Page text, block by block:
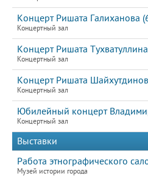
Концерт Ришата Галиханова
Концертный зал
Концерт Ришата
Концертный зал
Концерт Ришата
Концертный зал
Юбилейный концерт
Концертный зал
Выставки
Работа этнографического
Музей истории города